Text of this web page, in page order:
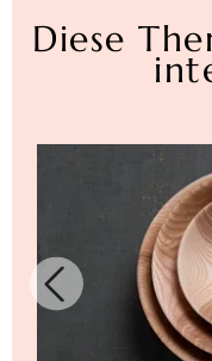
Diese